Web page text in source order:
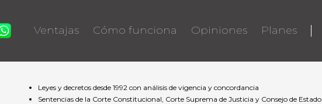
Ventajas Cómo funciona Opiniones Planes
Leyes y decretos desde 1992 con análisis de vigencia y concordancia
Sentencias de la Corte Constitucional, Corte Suprema de Justicia y Consejo de Estado